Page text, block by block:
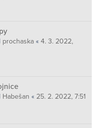
prochaska « 4. 3. 2022,
Habešan « 25. 2. 2022, 7:51